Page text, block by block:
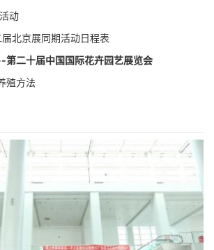
动
北京展同期活动日程表
二十届中国国际花卉园艺展览会
殖方法